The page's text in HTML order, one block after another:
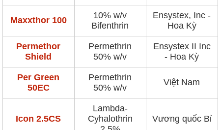
Maxxthor 100
10% w/v
Bifenthrin
Ensystex, Inc -
Hoa Kỳ
Permethor
Shield
Permethrin
50% w/v
Ensystex II Inc
- Hoa Kỳ
Per Green
50EC
Permethrin
50% w/v
Việt Nam
Icon 2.5CS
Lambda-
Cyhalothrin
Vương quốc Bỉ